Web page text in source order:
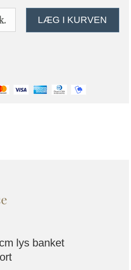
LÆG I KURVEN
lys banket